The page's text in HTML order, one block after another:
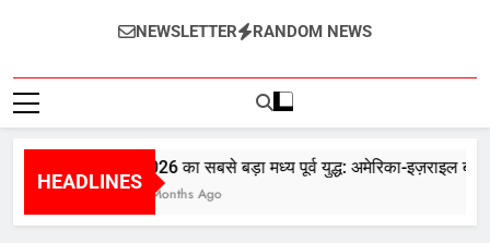
InternetZindagi
NEWSLETTER RANDOM NEWS
HEADLINES
2026 का सबसे बड़ा मध्य पूर्व युद्ध: अमेरिका-इज़राइल बनाम
5 Months Ago